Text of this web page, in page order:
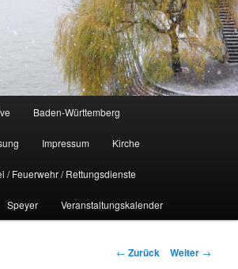
Baden-Württemberg
Impressum Kirche
/ Feuerwehr / Rettungsdienste
Speyer Veranstaltungskalender
Beitrags-
← Zurück Weiter →